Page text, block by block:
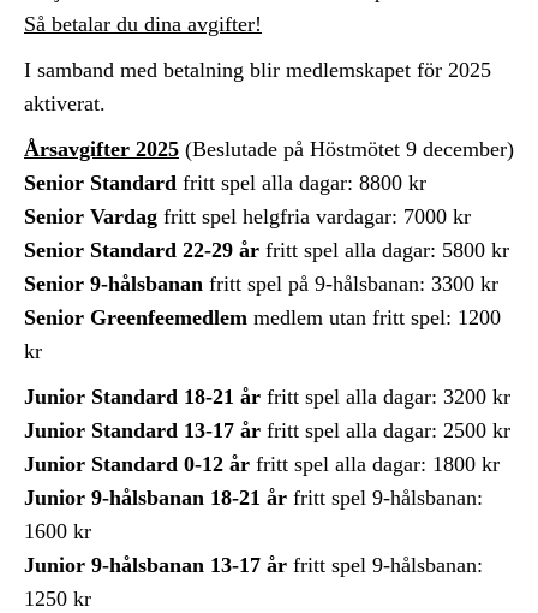
Så betalar du dina avgifter!
I samband med betalning blir medlemskapet för 2025
aktiverat.
Årsavgifter 2025 (Beslutade på Höstmötet 9 december)
Senior Standard fritt spel alla dagar: 8800 kr
Senior Vardag fritt spel helgfria vardagar: 7000 kr
Senior Standard 22-29 år fritt spel alla dagar: 5800 kr
Senior 9-hålsbanan fritt spel på 9-hålsbanan: 3300 kr
Senior Greenfeemedlem medlem utan fritt spel: 1200
kr
Junior Standard 18-21 år fritt spel alla dagar: 3200 kr
Junior Standard 13-17 år fritt spel alla dagar: 2500 kr
Junior Standard 0-12 år fritt spel alla dagar: 1800 kr
Junior 9-hålsbanan 18-21 år fritt spel 9-hålsbanan:
1600 kr
Junior 9-hålsbanan 13-17 år fritt spel 9-hålsbanan:
1250 kr